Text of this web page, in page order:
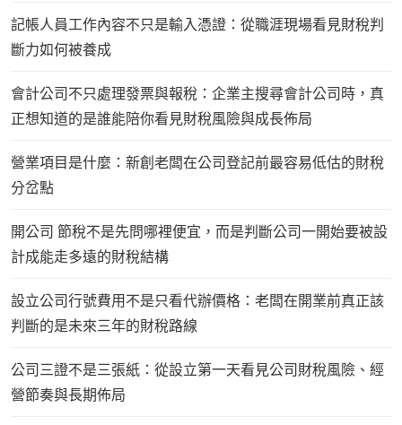
記帳人員工作內容不只是輸入憑證：從職涯現場看見財稅判
斷力如何被養成
會計公司不只處理發票與報稅：企業主搜尋會計公司時，真
正想知道的是誰能陪你看見財稅風險與成長佈局
營業項目是什麼：新創老闆在公司登記前最容易低估的財稅
分岔點
開公司 節稅不是先問哪裡便宜，而是判斷公司一開始要被設
計成能走多遠的財稅結構
設立公司行號費用不是只看代辦價格：老闆在開業前真正該
判斷的是未來三年的財稅路線
公司三證不是三張紙：從設立第一天看見公司財稅風險、經
營節奏與長期佈局